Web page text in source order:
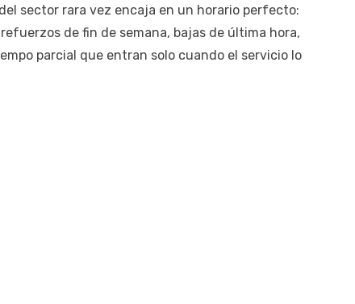
sector rara vez encaja en un horario perfecto:
de fin de semana, bajas de última hora,
parcial que entran solo cuando el servicio lo